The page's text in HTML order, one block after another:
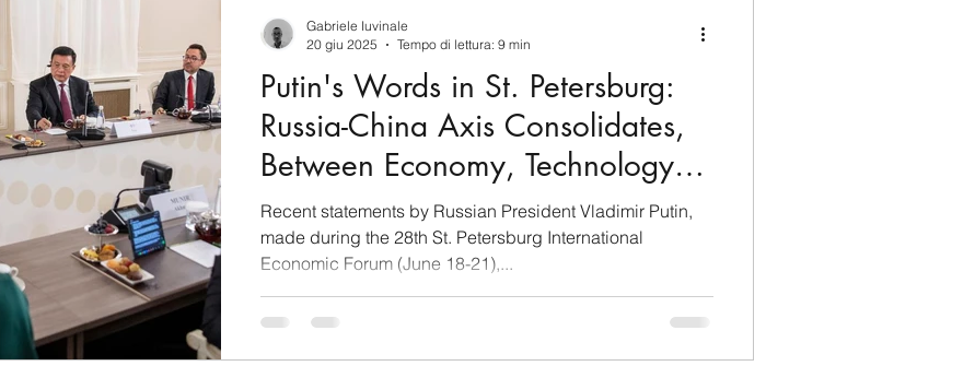
Cina Francia USA Nuova Zelanda Russia
del Nord Corea del Sud Italia Australia Germania
Asia centrale Perù Alaska Polo Nord
Putin's Words in St. Petersburg:
Russia-China Axis Consolidates,
Between Economy, Technology
and Growing Military Support
Recent statements by Russian President Vladimir Putin,
made during the 28th St. Petersburg International
Economic Forum (June 18-21),...
Gabriele Iuvinale
20 giu 2025
Tempo di lettura: 9 min